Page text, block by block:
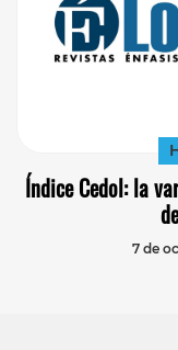
Índice Cedol: la
7 de